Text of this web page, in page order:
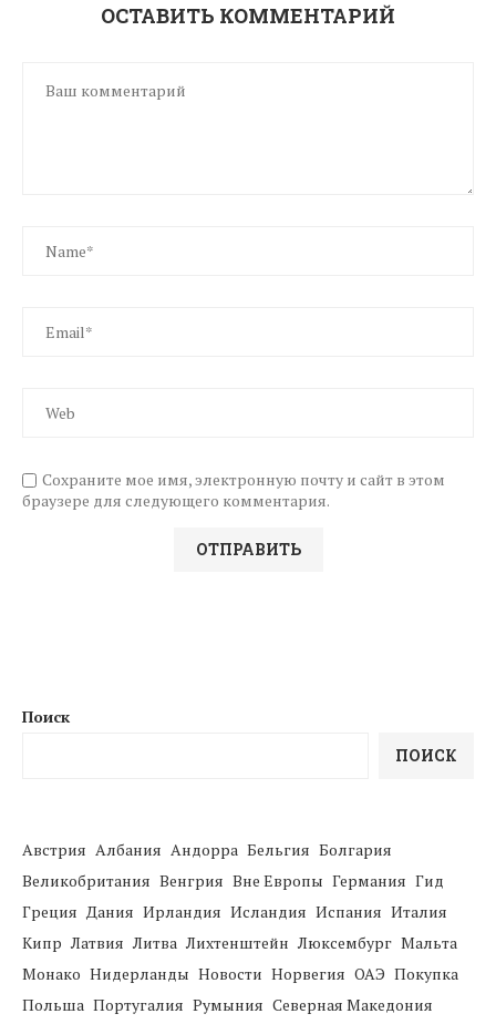
ОСТАВИТЬ КОММЕНТАРИЙ
Сохраните мое имя, электронную почту и сайт в этом
браузере для следующего комментария.
Поиск
ПОИСК
Австрия Албания Андорра Бельгия Болгария
Великобритания Венгрия Вне Европы Германия Гид
Греция Дания Ирландия Исландия Испания Италия
Кипр Латвия Литва Лихтенштейн Люксембург Мальта
Монако Нидерланды Новости Норвегия ОАЭ Покупка
Польша Португалия Румыния Северная Македония